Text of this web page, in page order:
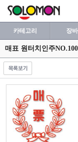
카테고리 장
매표 원터치인주